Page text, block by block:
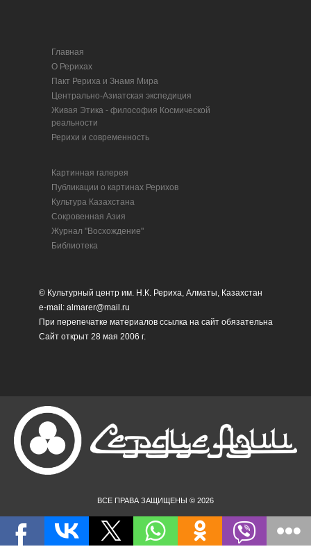
Главная
О Рерихах
Пакт Рериха и Знамя Мира
Центрально-Азиатская экспедиция
Живая Этика - философия Космической
реальности
Рерихи и современность
Картинная галерея
Публикации о картинах Рерихов
Культура Казахстана
Сокровенная Азия
Журнал "Восхождение"
Библиотека
© Культурный центр им. Н.К. Рериха, Алматы, Казахстан
e-mail: almarer@mail.ru
При перепечатке материалов ссылка на сайт обязательна
Сайт открыт 28 мая 2006 г.
ВСЕ ПРАВА ЗАЩИЩЕНЫ © 2026